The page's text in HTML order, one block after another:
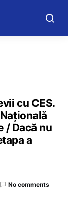
cu CES.
/ Dacă nu
a
No comments